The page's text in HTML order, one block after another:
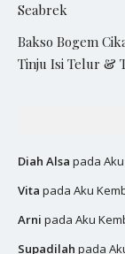
Seabrek
Bakso Bogem
Tinju Isi Telur &
Diah Alsa pada
Vita pada Aku
Arni pada Aku
Supadilah pada